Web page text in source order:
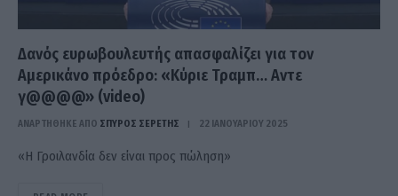
Δανός ευρωβουλευτής απασφαλίζει για τον
Αμερικάνο πρόεδρο: «Κύριε Τραμπ… Αντε
γ@@@@» (video)
ΑΝΑΡΤΗΘΗΚΕ ΑΠΟ ΣΠΎΡΟΣ ΣΕΡΈΤΗΣ 22 ΙΑΝΟΥΑΡΊΟΥ 2025
«Η Γροιλανδία δεν είναι προς πώληση»